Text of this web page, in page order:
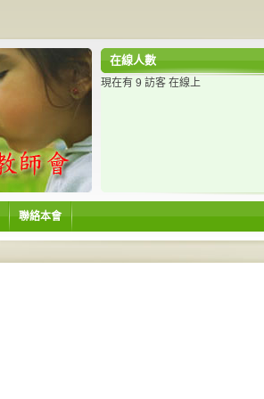
在線人數
現在有 9 訪客 在線上
聯絡本會